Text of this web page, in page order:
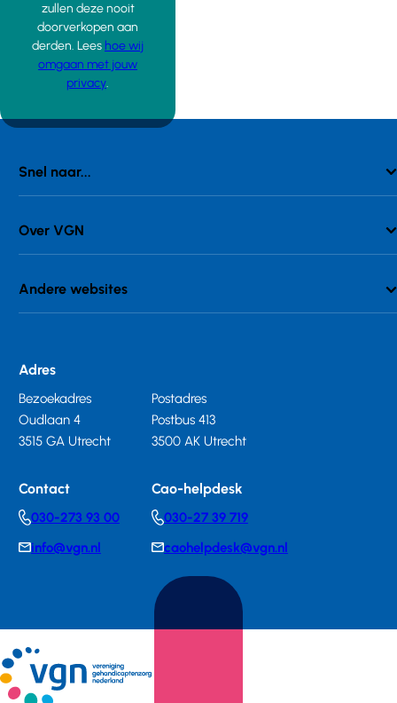
zullen deze nooit
doorverkopen aan
derden. Lees hoe wij
omgaan met jouw
privacy.
Snel naar...
Over VGN
Andere websites
Adres
Bezoekadres
Oudlaan 4
3515 GA Utrecht
Postadres
Postbus 413
3500 AK Utrecht
Contact
Telephonenumber
030-273 93 00
E-info@vgn.nl
Cao-helpdesk
Telephonenumber
030-27 39 719
E-
mail
caohelpdesk@vgn.nl